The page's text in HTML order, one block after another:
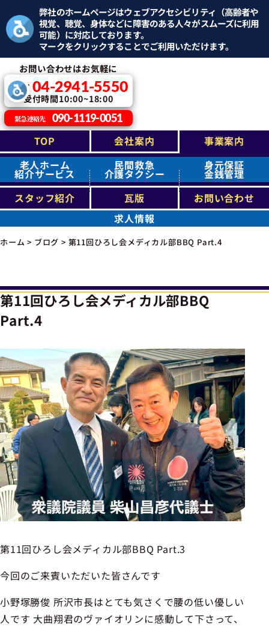
弊社のホームページはウェブアクセシビリティ（高齢者や
視覚、聴覚、身体などに障害のある人々がスムーズに利用
可能）に対応しております。
マークをクリックすることでご利用いただけます。
お問い合わせはお気軽に
TEL：04-2941-5550
受付時間10:00~18:00
緊急連絡先 090-1119-0051
TOP 会社案内
事業案内
老人ホーム
紹介サービス
民間救急
介護タクシー
身元保証
金銭管理
スタッフ紹介
瓦版
お問い合わせ
求人情報
ホーム > ブログ > 第11回ひろし会メディカル部BBQ Part.4
第11回ひろし会メディカル部BBQ
Part.4
第11回ひろし会メディカル部BBQ Part.3
今回のご来賓いただいた皆さんです
小野塚勝俊 所沢市長はとても気さくで腰の低い優しい
人です 大曲翔君のヴァイオリンに感動して下さって、